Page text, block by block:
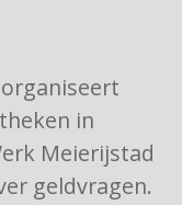
in
Meierijstad
geldvragen.